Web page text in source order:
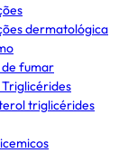
dermatológica
fumar
triglicérides